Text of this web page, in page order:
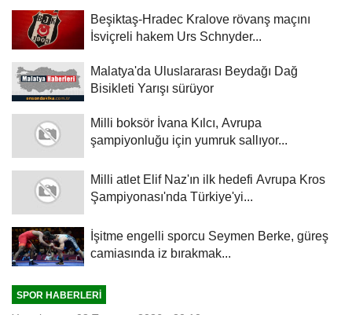
Beşiktaş-Hradec Kralove rövanş maçını
İsviçreli hakem Urs Schnyder...
Malatya'da Uluslararası Beydağı Dağ
Bisikleti Yarışı sürüyor
Milli boksör İvana Kılcı, Avrupa
şampiyonluğu için yumruk sallıyor...
Milli atlet Elif Naz'ın ilk hedefi Avrupa Kros
Şampiyonası'nda Türkiye'yi...
İşitme engelli sporcu Seymen Berke, güreş
camiasında iz bırakmak...
SPOR HABERLERI